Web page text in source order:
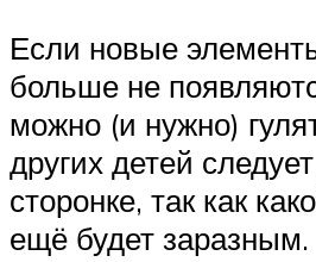
Если новые
больше не
можно (и нужно)
других детей
сторонке, так как
ещё будет заразным.